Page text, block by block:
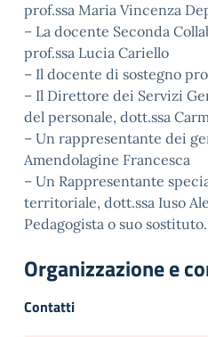
prof.ssa Maria Vincenza
– La docente Seconda
prof.ssa Lucia Cariello
– Il docente di sostegno
– Il Direttore dei Servizi
del personale, dott.ssa
– Un rappresentante dei
Amendolagine Francesca
– Un Rappresentante
territoriale, dott.ssa Iuso
Pedagogista o suo sostituto.
Organizzazione e
Contatti